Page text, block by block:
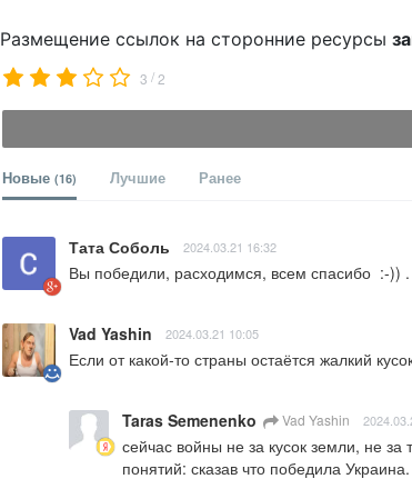
Размещение ссылок на сторонние ресурсы
3 /2
Новые (16) Лучшие Ранее
Тата Соболь 2024.03.21 16:32
Вы победили, расходимся, всем спасибо  :-
Vad Yashin 2024.03.21 10:05
Если от какой-то страны остаётся жалкий
Taras Semenenko Vad Yashin
сейчас войны не за кусок земли, не
понятий: сказав что победила